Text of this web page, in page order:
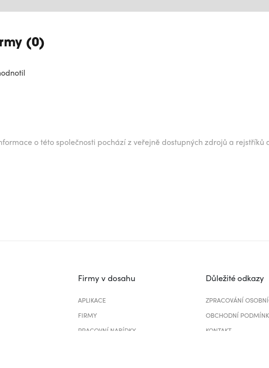
(0)
o této společnosti pochází z veřejně dostupných zdrojů a rejstříků
Firmy v dosahu
APLIKACE
FIRMY
PRACOVNÍ NABÍDKY
Důležité odkazy
ZPRACOVÁNÍ
OBCHODNÍ
KONTAKT